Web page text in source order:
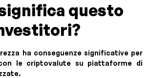
questo
ha conseguenze significative per
le criptovalute su piattaforme di